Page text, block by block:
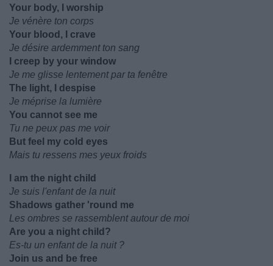
Your body, I worship
Je vénère ton corps
Your blood, I crave
Je désire ardemment ton sang
I creep by your window
Je me glisse lentement par ta fenêtre
The light, I despise
Je méprise la lumière
You cannot see me
Tu ne peux pas me voir
But feel my cold eyes
Mais tu ressens mes yeux froids
I am the night child
Je suis l'enfant de la nuit
Shadows gather 'round me
Les ombres se rassemblent autour de moi
Are you a night child?
Es-tu un enfant de la nuit ?
Join us and be free